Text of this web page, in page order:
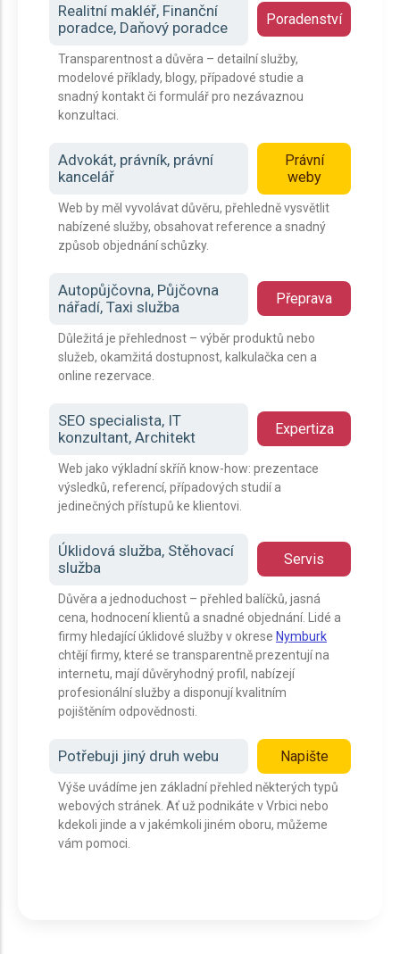
Realitní makléř, Finanční
poradce, Daňový poradce
Poradenství
Transparentnost a důvěra – detailní služby,
modelové příklady, blogy, případové studie a
snadný kontakt či formulář pro nezávaznou
konzultaci.
Advokát, právník, právní
kancelář
Právní
weby
Web by měl vyvolávat důvěru, přehledně vysvětlit
nabízené služby, obsahovat reference a snadný
způsob objednání schůzky.
Autopůjčovna, Půjčovna
nářadí, Taxi služba
Přeprava
Důležitá je přehlednost – výběr produktů nebo
služeb, okamžitá dostupnost, kalkulačka cen a
online rezervace.
SEO specialista, IT
konzultant, Architekt
Expertiza
Web jako výkladní skříň know-how: prezentace
výsledků, referencí, případových studií a
jedinečných přístupů ke klientovi.
Úklidová služba, Stěhovací
služba
Servis
Důvěra a jednoduchost – přehled balíčků, jasná
cena, hodnocení klientů a snadné objednání. Lidé a
firmy hledající úklidové služby v okrese Nymburk
chtějí firmy, které se transparentně prezentují na
internetu, mají důvěryhodný profil, nabízejí
profesionální služby a disponují kvalitním
pojištěním odpovědnosti.
Potřebuji jiný druh webu Napište
Výše uvádíme jen základní přehled některých typů
webových stránek. Ať už podnikáte v Vrbici nebo
kdekoli jinde a v jakémkoli jiném oboru, můžeme
vám pomoci.